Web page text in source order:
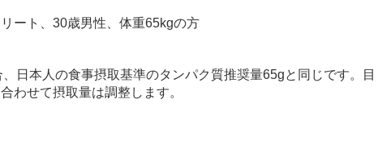
ート、30歳男性、体重65kgの方
日本人の食事摂取基準のタンパク質推奨量65gと同じです。目
わせて摂取量は調整します。